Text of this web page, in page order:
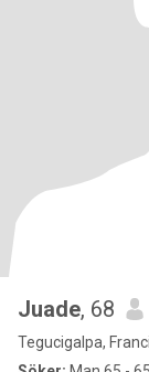
Juade, 68
Tegucigalpa,